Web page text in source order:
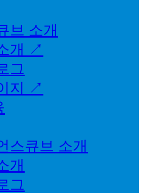
브 소개
개 ↗
그
지 ↗
스큐브 소개
개
그